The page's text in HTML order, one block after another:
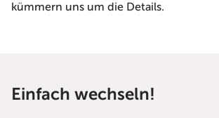
kümmern uns um die Details.
Einfach wechseln!